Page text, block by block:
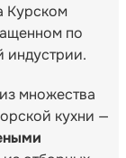
Курском
по
индустрии.
множества
кухни —